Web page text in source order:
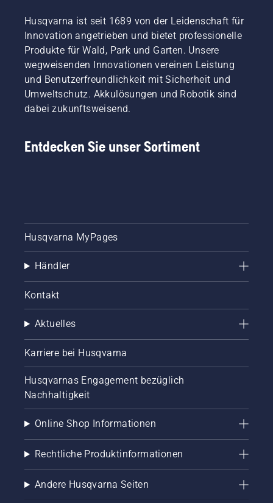
Husqvarna ist seit 1689 von der Leidenschaft für
Innovation angetrieben und bietet professionelle
Produkte für Wald, Park und Garten. Unsere
wegweisenden Innovationen vereinen Leistung
und Benutzerfreundlichkeit mit Sicherheit und
Umweltschutz. Akkulösungen und Robotik sind
dabei zukunftsweisend.
Entdecken Sie unser Sortiment
Husqvarna MyPages
Händler
Kontakt
Aktuelles
Karriere bei Husqvarna
Husqvarnas Engagement bezüglich
Nachhaltigkeit
Online Shop Informationen
Rechtliche Produktinformationen
Andere Husqvarna Seiten